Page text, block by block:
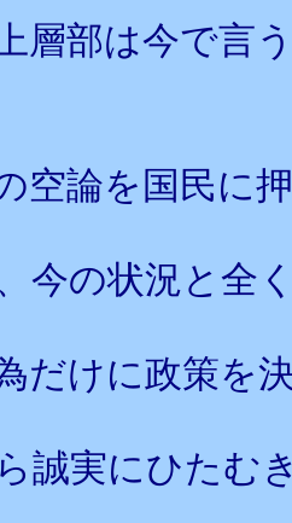
層部は今で言
空論を国民に
今の状況と全
だけに政策を
誠実にひたむ